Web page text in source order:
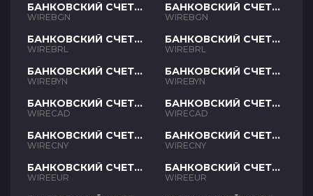
БАНКОВСКИЙ СЧЕТ
BGN
WIREBGN
БАНКОВСКИЙ СЧЕТ
BRL
WIREBRL
БАНКОВСКИЙ СЧЕТ
BYN
WIREBYN
БАНКОВСКИЙ СЧЕТ
CAD
WIRECAD
БАНКОВСКИЙ СЧЕТ
CNY
WIRECNY
БАНКОВСКИЙ СЧЕТ
EUR
WIREEUR
БАНКОВСКИЙ СЧЕТ
BGN
WIREBGN
БАНКОВСКИЙ СЧЕТ
BRL
WIREBRL
БАНКОВСКИЙ СЧЕТ
BYN
WIREBYN
БАНКОВСКИЙ СЧЕТ
CAD
WIRECAD
БАНКОВСКИЙ СЧЕТ
CNY
WIRECNY
БАНКОВСКИЙ СЧЕТ
EUR
WIREEUR